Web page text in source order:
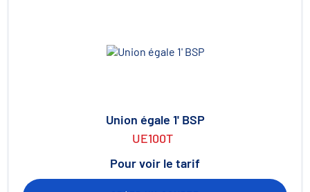
Union égale 1' BSP
UE100T
Pour voir le tarif